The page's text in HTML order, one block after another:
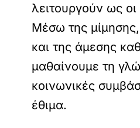
λειτουργούν ως
Μέσω της
και της άμεσης
μαθαίνουμε τη
κοινωνικές
έθιμα.